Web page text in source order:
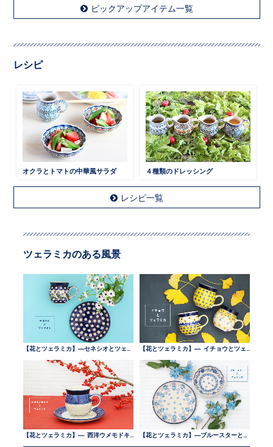
ピックアップアイテム一覧
レシピ
オクラとトマトの中華風サラダ ４種類のドレッシング
レシピ一覧
ツェラミカのある風景